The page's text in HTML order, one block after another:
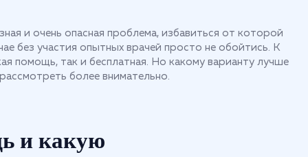
и очень опасная проблема, избавиться от которой
без участия опытных врачей просто не обойтись. К
помощь, так и бесплатная. Но какому варианту лучше
более внимательно.
и какую